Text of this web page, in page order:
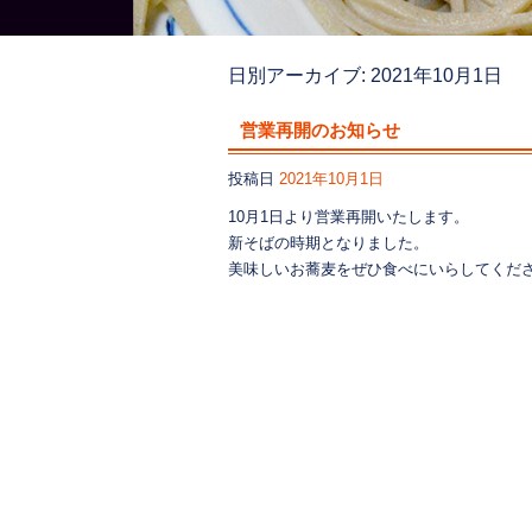
日別アーカイブ: 2021年10月1日
営業再開のお知らせ
投稿日 2021年10月1日
10月1日より営業再開いたします。
新そばの時期となりました。
美味しいお蕎麦をぜひ食べにいらしてくだ